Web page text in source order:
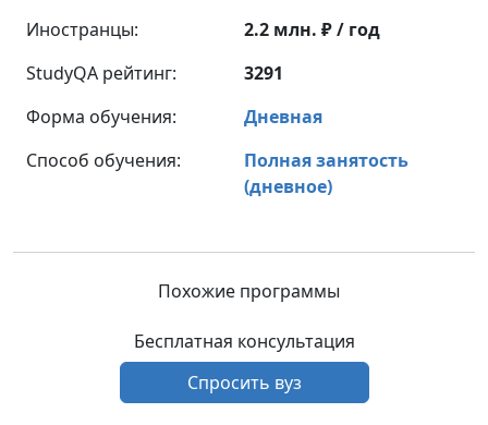
Иностранцы:
2.2 млн. ₽ / год
StudyQA рейтинг:
3291
Форма обучения:
Дневная
Способ обучения:
Полная занятость
(дневное)
Похожие программы
Бесплатная консультация
Спросить вуз